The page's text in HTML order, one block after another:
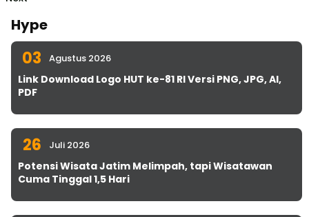
Hype
03 Agustus 2026
Link Download Logo HUT ke-81 RI Versi PNG, JPG, AI,
PDF
26 Juli 2026
Potensi Wisata Jatim Melimpah, tapi Wisatawan
Cuma Tinggal 1,5 Hari